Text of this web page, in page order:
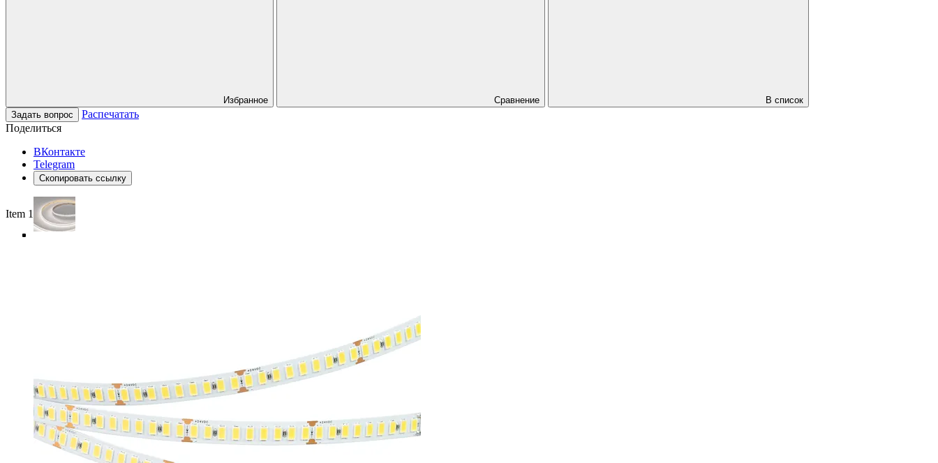
Избранное Сравнение
В список
Задать вопрос
Распечатать
Поделиться
ВКонтакте
Telegram
Скопировать ссылку
Item 1 of 5